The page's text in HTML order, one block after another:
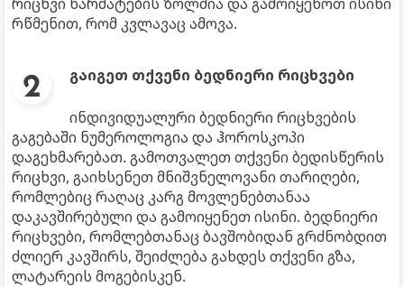
რწმენით, რომ კვლავაც ამოვა.
გაიგეთ თქვენი ბედნიერი რიცხვები
ინდივიდუალური ბედნიერი რიცხვების
გაგებაში ნუმეროლოგია და ჰოროსკოპი
დაგეხმარებათ. გამოთვალეთ თქვენი ბედისწერის
რიცხვი, გაიხსენეთ მნიშვნელოვანი თარიღები,
რომლებიც რაღაც კარგ მოვლენებთანაა
დაკავშირებული და გამოიყენეთ ისინი. ბედნიერი
რიცხვები, რომლებთანაც ბავშობიდან გრძნობდით
ძლიერ კავშირს, შეიძლება გახდეს თქვენი გზა,
ლატარეის მოგებისკენ.